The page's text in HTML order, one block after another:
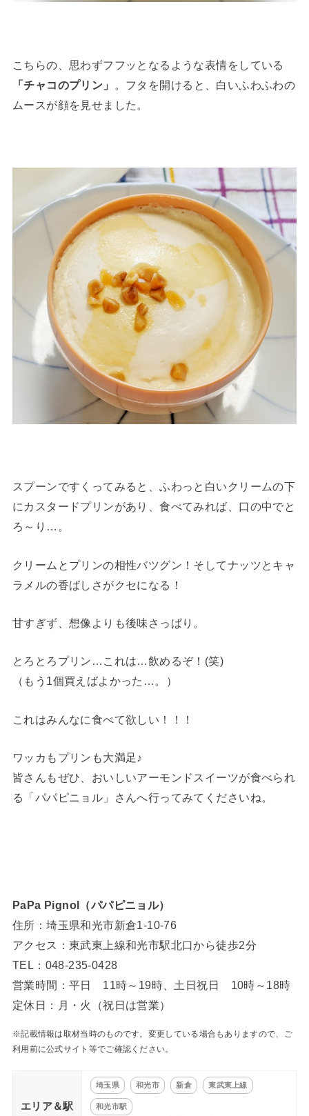
こちらの、思わずフフッとなるような表情をしている
「チャコのプリン」
。フタを開けると、白いふわふわの
ムースが顔を見せました。
スプーンですくってみると、ふわっと白いクリームの下
にカスタードプリンがあり、食べてみれば、口の中でと
ろ～り…。
クリームとプリンの相性バツグン！そしてナッツとキャ
ラメルの香ばしさがクセになる！
甘すぎず、想像よりも後味さっぱり。
とろとろプリン…これは…飲めるぞ！(笑)
（もう1個買えばよかった…。）
これはみんなに食べて欲しい！！！
ワッカもプリンも大満足♪
皆さんもぜひ、おいしいアーモンドスイーツが食べられ
る「パパピニョル」さんへ行ってみてくださいね。
PaPa Pignol（パパピニョル）
住所：埼玉県和光市新倉1-10-76
アクセス：東武東上線和光市駅北口から徒歩2分
TEL：048-235-0428
営業時間：平日 11時～19時、土日祝日 10時～18時
定休日：月・火（祝日は営業）
※記載情報は取材当時のものです。変更している場合もありますので、ご
利用前に公式サイト等でご確認ください。
エリア＆駅
埼玉県 和光市 新倉 東武東上線
和光市駅